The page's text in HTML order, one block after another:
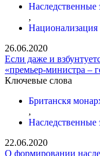
Наследственные
,
Национализация
26.06.2020
Если даже и
«премьер-министра –
Ключевые слова
Британскя
,
Наследственные
22.06.2020
О формировании